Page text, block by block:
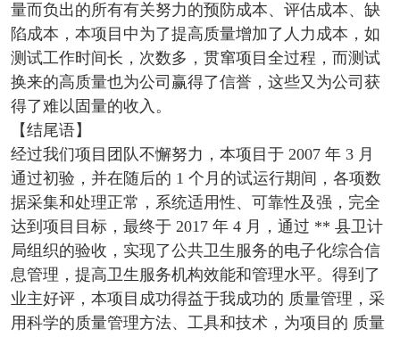
量而负出的所有有关努力的预防成本、评估成本、缺
陷成本，本项目中为了提高质量增加了人力成本，如
测试工作时间长，次数多，贯窜项目全过程，而测试
换来的高质量也为公司赢得了信誉，这些又为公司获
得了难以固量的收入。
【结尾语】
经过我们项目团队不懈努力，本项目于 2007 年 3 月
通过初验，并在随后的 1 个月的试运行期间，各项数
据采集和处理正常，系统适用性、可靠性及强，完全
达到项目目标，最终于 2017 年 4 月，通过 ** 县卫计
局组织的验收，实现了公共卫生服务的电子化综合信
息管理，提高卫生服务机构效能和管理水平。得到了
业主好评，本项目成功得益于我成功的 质量管理，采
用科学的质量管理方法、工具和技术，为项目的 质量